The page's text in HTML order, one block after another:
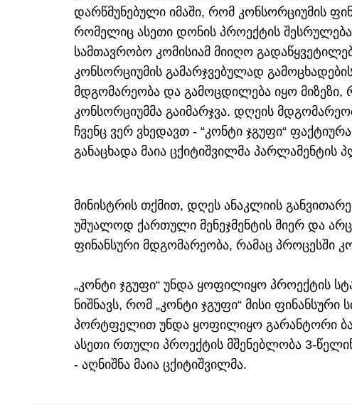
დარწმუნებული იმაში, რომ კონსორციუმის
რომელიც ასეთი დონის პროექტის
სამთავრობო კომისიამ მიიღო
კონსორციუმის გამარჯვებულად
მდგომარეობა და გამოცდილება იყო მიზეზი,
კონსორციუმმა გაიმარჯვა. დღეის
ჩვენც ვერ ვხედავთ - “კონტი ჯგუფი“
განაცხადა მაია ცქიტიშვილმა პარლამენტის
მინისტრის თქმით, დღეს ანაკლიის
უშუალოდ ქართული მენეჯმენტის მიერ და
ფინანსური მდგომარეობა, რამაც პროცესში
„კონტი ჯგუფი“ უნდა ყოფილიყო პროექტის
ნიშნავს, რომ „კონტი ჯგუფი“ მისი
პორტფელით უნდა ყოფილიყო გარანტორი
ასეთი რთული პროექტის მშენებლობა 3-
- აღნიშნა მაია ცქიტიშვილმა.